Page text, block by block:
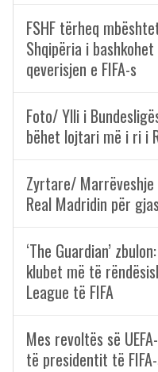
FSHF tërheq
Shqipëria i
qeverisjen e FIFA-s
Foto/ Ylli i
bëhet lojtari më i ri i
Zyrtare/
Real Madridin për
‘The Guardian’
klubet më të
League të FIFA
Mes revoltës së
të presidentit të